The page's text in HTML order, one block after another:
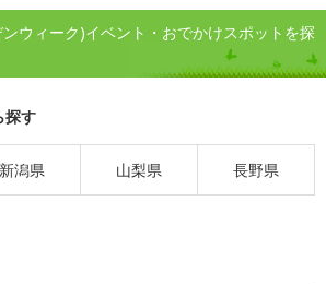
ウィーク)イベント・おでかけスポットを探
探す
新潟県 山梨県 長野県